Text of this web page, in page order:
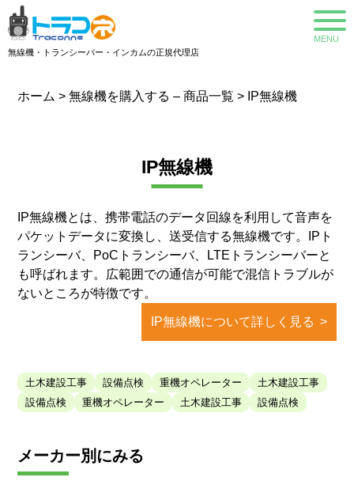
MENU
無線機・トランシーバー・インカムの正規代理店
ホーム >無線機を購入する – 商品一覧 > IP無線機
IP無線機
IP無線機とは、携帯電話のデータ回線を利用して音声を
パケットデータに変換し、送受信する無線機です。IPト
ランシーバ、PoCトランシーバ、LTEトランシーバーと
も呼ばれます。 広範囲での通信が可能で混信トラブルが
ないところが特徴です。
IP無線機について詳しく見る
土木建設工事 設備点検 重機オペレーター
土木建設工事
設備点検
重機オペレーター 土木建設工事 設備点検
メーカー別にみる